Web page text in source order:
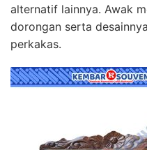
alternatif lainnya. Awak
dorongan serta
perkakas.